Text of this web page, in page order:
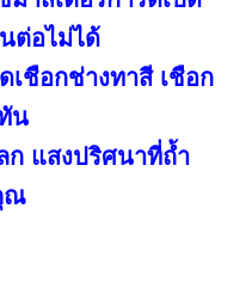
ต่อไม่ได้
ชือกช่างทาสี เชือก
น
ก แสงปริศนาที่ถ้ำ
ณ